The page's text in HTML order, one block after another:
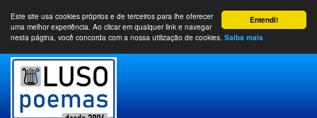
Entendi!
Este site usa cookies próprios e de terceiros para lhe oferecer
uma melhor experiência. Ao clicar em qualquer link e navegar
nesta página, você concorda com a nossa utilização de cookies. Saiba mais